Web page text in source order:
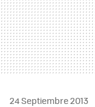
24 Septiembre 2013